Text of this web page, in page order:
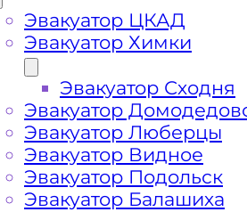
985 222 99 01
Эвакуатор ЦКАД
Эвакуатор Химки
Эвакуатор Сходня
Эвакуатор
Эвакуатор Люберцы
Эвакуатор Видное
Эвакуатор Подольск
Эвакуатор Балашиха